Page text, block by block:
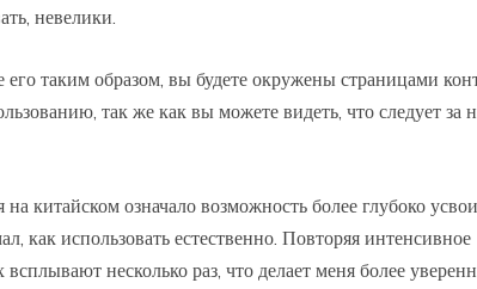
невелики.
таким образом, вы будете окружены страницами
так же как вы можете видеть, что следует за
китайском означало возможность более глубоко
как использовать естественно. Повторяя интенсивное
несколько раз, что делает меня более